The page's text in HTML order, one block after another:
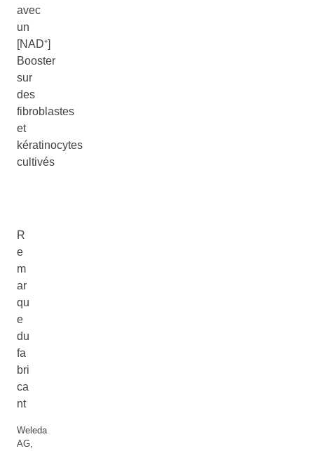
avec
un
[NAD⁺]
Booster
sur
des
fibroblastes
et
kératinocytes
cultivés
R
e
m
ar
qu
e
du
fa
bri
ca
nt
Weleda
AG,